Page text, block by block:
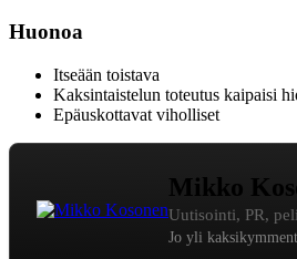
Huonoa
Itseään toistava
Kaksintaistelun toteutus kaipaisi
Epäuskottavat viholliset
Mikko
Uutisointi, PR,
Jo yli